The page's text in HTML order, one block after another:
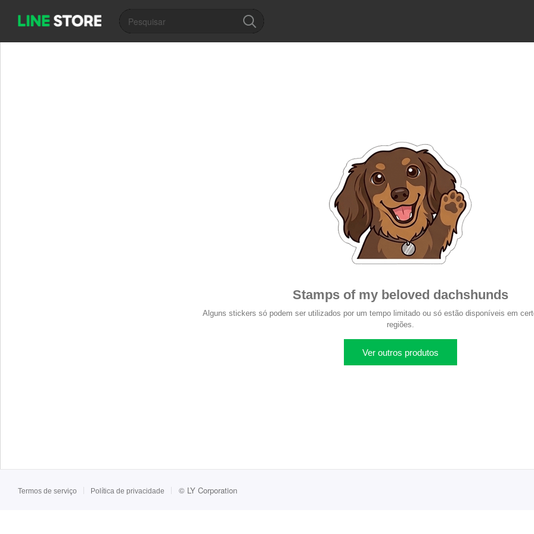
Stamps of my beloved dachshunds
Alguns stickers só podem ser utilizados por um tempo limitado ou só estão disponíveis em
regiões.
Ver outros produtos
Termos de serviço Política de privacidade © LY Corporation